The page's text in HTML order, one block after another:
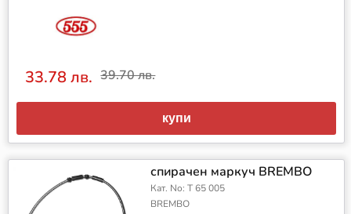
33.78 лв. 39.70 лв.
купи
спирачен маркуч BREMBO
Кат. No: T 65 005
BREMBO